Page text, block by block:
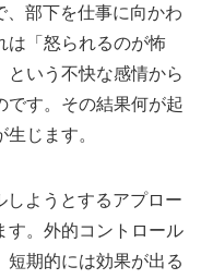
部下を仕事に向かわ
は「怒られるのが怖
という不快な感情から
です。その結果何が起
じます。
ようとするアプロー
す。外的コントロール
短期的には効果が出る